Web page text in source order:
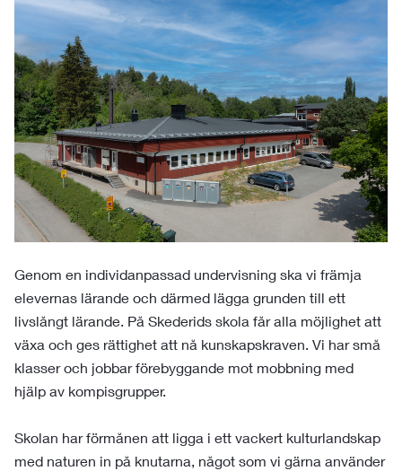
Genom en individanpassad undervisning ska vi främja
elevernas lärande och därmed lägga grunden till ett
livslångt lärande. På Skederids skola får alla möjlighet att
växa och ges rättighet att nå kunskapskraven. Vi har små
klasser och jobbar förebyggande mot mobbning med
hjälp av kompisgrupper.
Skolan har förmånen att ligga i ett vackert kulturlandskap
med naturen in på knutarna, något som vi gärna använder